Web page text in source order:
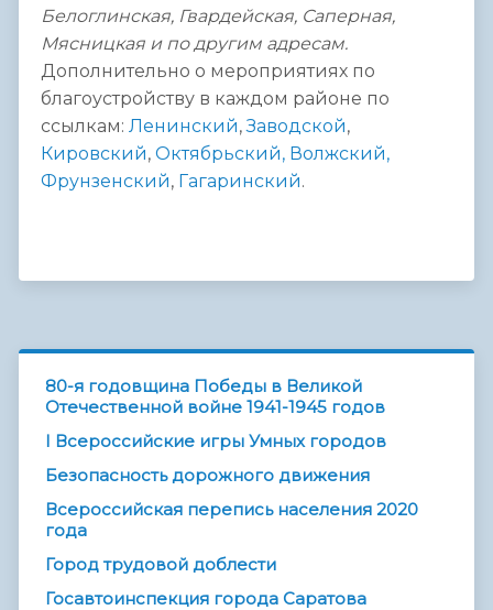
Белоглинская, Гвардейская, Саперная,
Мясницкая и по другим адресам.
Дополнительно о мероприятиях по
благоустройству в каждом районе по
ссылкам: Ленинский,Заводской,
Кировский, Октябрьский, Волжский,
Фрунзенский, Гагаринский.
80-я годовщина Победы в Великой
Отечественной войне 1941-1945 годов
I Всероссийские игры Умных городов
Безопасность дорожного движения
Всероссийская перепись населения 2020
года
Город трудовой доблести
Госавтоинспекция города Саратова